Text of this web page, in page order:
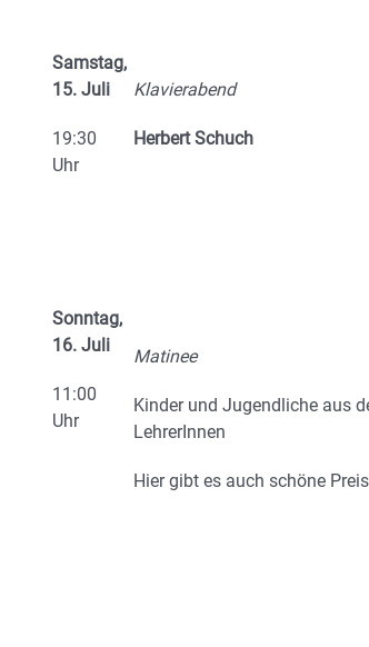
Samstag,
15. Juli
19:30
Uhr
Klavierabend
Herbert Schuch
Sonntag,
16. Juli
11:00
Uhr
Matinee
Kinder und Jugendliche aus
LehrerInnen
Hier gibt es auch schöne